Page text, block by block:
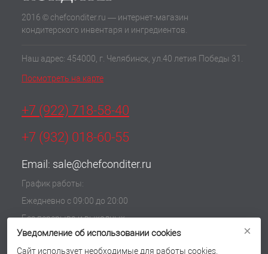
2016 © chefconditer.ru — интернет-магазин
кондитерского инвентаря и ингредиентов.
Наш адрес: 454000, г. Челябинск, ул.40 летия Победы 31.
Посмотреть на карте
+7 (922) 718-58-40
+7 (932) 018-60-55
Email: sale@chefconditer.ru
График работы:
Ежедневно с 09:00 до 20:00
Без перерыва и выходных
Политика обработки cookie
Согласие на обработку персональных данных
Уведомление об использовании cookies
Сайт использует необходимые для работы cookies.
×